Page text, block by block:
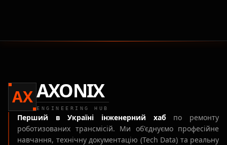
AXAXONIX
ENGINEERING HUB
Перший в Україні інженерний хаб по ремонту
роботизованих трансмісій. Ми об'єднуємо професійне
навчання, технічну документацію (Tech Data) та реальну